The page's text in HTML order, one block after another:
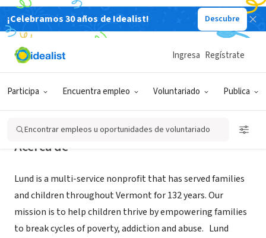
¡Celebramos 30 años de Idealist! Descubre
Participa Encuentra empleo Voluntariado Publica
Ingresa Regístrate
Encontrar empleos u oportunidades de voluntariado
ORGANIZACIÓN SIN FIN DE LUCRO
Lund
Acerca de
Lund is a multi-service nonprofit that has served families
and children throughout Vermont for 132 years. Our
mission is to help children thrive by empowering families
to break cycles of poverty, addiction and abuse. Lund